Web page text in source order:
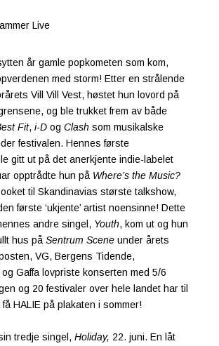
Live
år gamle popkometen som kom,
med storm! Etter en strålende
Vill Vill Vest, høstet hun lovord på
og ble trukket frem av både
Fit, i-Dog Clashsom musikalske
festivalen. Hennes første
gitt ut på det anerkjente indie-labelet
opptrådte hun på Where’s the Music?
til Skandinavias største talkshow,
første ‘ukjente’ artist noensinne! Dette
andre singel, Youth, kom ut og hun
hus på Sentrum Sceneunder årets
VG, Bergens Tidende,
Gaffa lovpriste konserten med 5/6
og 20 festivaler over hele landet har til
HALIE på plakaten i sommer!
tredje singel, Holiday, 22. juni. En låt